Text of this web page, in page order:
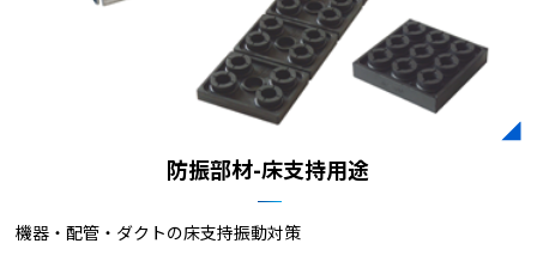
防振部材-床支持用途
機器・配管・ダクトの床支持振動対策​